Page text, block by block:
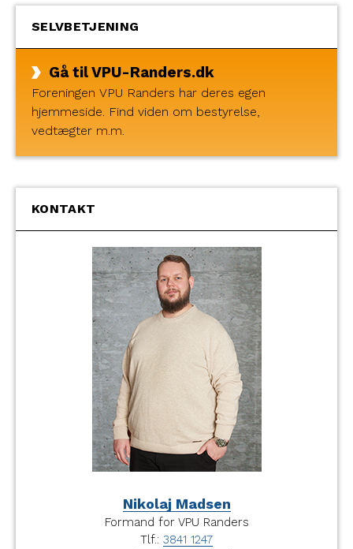
SELVBETJENING
Gå til VPU-Randers.dk
Foreningen VPU Randers har deres egen
hjemmeside. Find viden om bestyrelse,
vedtægter m.m.
KONTAKT
Nikolaj Madsen
Formand for VPU Randers
Tlf.: 3841 1247